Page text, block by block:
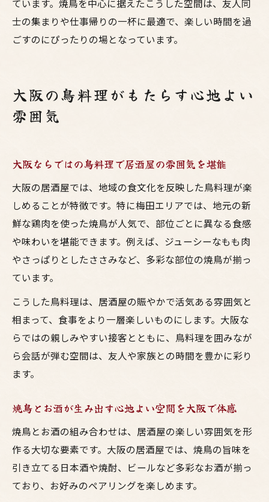
ています。焼鳥を中心に据えたこうした空間は、友人同
士の集まりや仕事帰りの一杯に最適で、楽しい時間を過
ごすのにぴったりの場となっています。
大阪の鳥料理がもたらす心地よい
雰囲気
大阪ならではの鳥料理で居酒屋の雰囲気を堪能
大阪の居酒屋では、地域の食文化を反映した鳥料理が楽
しめることが特徴です。特に梅田エリアでは、地元の新
鮮な鶏肉を使った焼鳥が人気で、部位ごとに異なる食感
や味わいを堪能できます。例えば、ジューシーなもも肉
やさっぱりとしたささみなど、多彩な部位の焼鳥が揃っ
ています。
こうした鳥料理は、居酒屋の賑やかで活気ある雰囲気と
相まって、食事をより一層楽しいものにします。大阪な
らではの親しみやすい接客とともに、鳥料理を囲みなが
ら会話が弾む空間は、友人や家族との時間を豊かに彩り
ます。
焼鳥とお酒が生み出す心地よい空間を大阪で体感
焼鳥とお酒の組み合わせは、居酒屋の楽しい雰囲気を形
作る大切な要素です。大阪の居酒屋では、焼鳥の旨味を
引き立てる日本酒や焼酎、ビールなど多彩なお酒が揃っ
ており、お好みのペアリングを楽しめます。